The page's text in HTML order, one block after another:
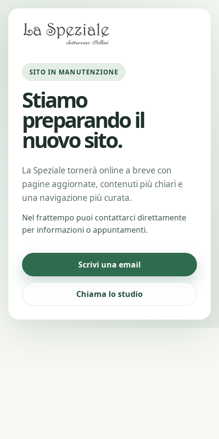
SITO IN MANUTENZIONE
Stiamo
preparando il
nuovo sito.
La Speziale tornerà online a breve con
pagine aggiornate, contenuti più chiari e
una navigazione più curata.
Nel frattempo puoi contattarci direttamente
per informazioni o appuntamenti.
Scrivi una email
Chiama lo studio